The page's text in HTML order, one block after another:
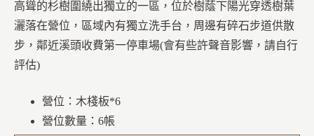
高聳的杉樹圍繞出獨立的一區，位於樹蔭下陽光穿透樹葉
灑落在營位，區域內有獨立洗手台，周邊有碎石步道供散
步，鄰近溪頭收費第一停車場(會有些許聲音影響，請自行
評估)
營位：木棧板*6
營位數量：6帳